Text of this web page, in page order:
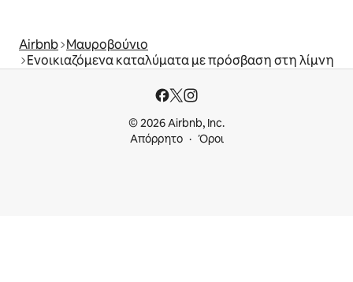
Airbnb Μαυροβούνιο
Ενοικιαζόμενα καταλύματα με πρόσβαση στη λίμνη
© 2026 Airbnb, Inc.
Απόρρητο
Όροι